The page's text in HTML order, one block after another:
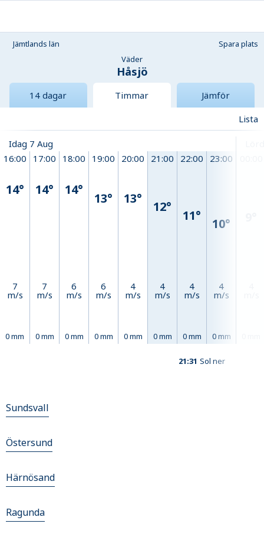
Jämtlands län
Spara plats
Väder
Håsjö
14 dagar Timmar
Jämför
Lista
Idag 7 Aug
16:00
14°
7
m/s
0 mm
17:00
14°
7
m/s
0 mm
18:00
14°
6
m/s
0 mm
19:00
13°
6
m/s
0 mm
20:00
13°
4
m/s
0 mm
21:00
12°
4
m/s
0 mm
22:00
11°
4
m/s
0 mm
23:00
10°
4
m/s
0 mm
21:31 Sol ner
Sundsvall
Östersund
Härnösand
Ragunda